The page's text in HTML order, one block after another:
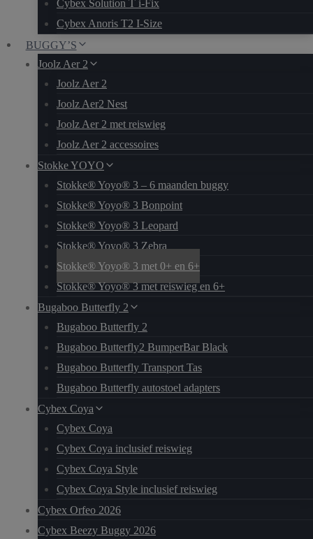
Cybex Solution T i-Fix
Cybex Anoris T2 I-Size
BUGGY’S
Joolz Aer 2
Joolz Aer 2
Joolz Aer2 Nest
Joolz Aer 2 met reiswieg
Joolz Aer 2 accessoires
Stokke YOYO
Stokke® Yoyo® 3 – 6 maanden buggy
Stokke® Yoyo® 3 Bonpoint
Stokke® Yoyo® 3 Leopard
Stokke® Yoyo® 3 Zebra
Stokke® Yoyo® 3 met 0+ en 6+
Stokke® Yoyo® 3 met reiswieg en 6+
Bugaboo Butterfly 2
Bugaboo Butterfly 2
Bugaboo Butterfly2 BumperBar Black
Bugaboo Butterfly Transport Tas
Bugaboo Butterfly autostoel adapters
Cybex Coya
Cybex Coya
Cybex Coya inclusief reiswieg
Cybex Coya Style
Cybex Coya Style inclusief reiswieg
Cybex Orfeo 2026
Cybex Beezy Buggy 2026